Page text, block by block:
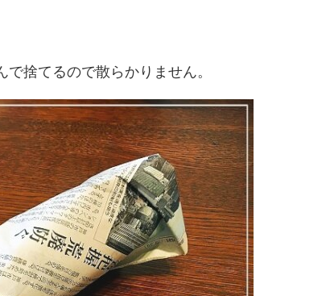
捨てるので散らかりません。